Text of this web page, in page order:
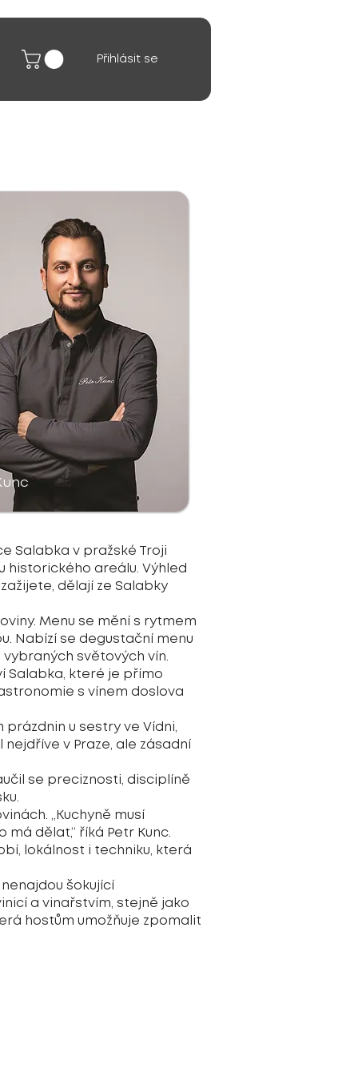
Přihlásit se
Salabka v pražské Troji
historického areálu. Výhled
dělají ze Salabky
Menu se mění s rytmem
Nabízí se degustační menu
světových vín.
Salabka, které je přímo
s vínem doslova
u sestry ve Vídni,
v Praze, ale zásadní
se preciznosti, disciplíně
„Kuchyně musí
dělat,“ říká Petr Kunc.
lokálnost i techniku, která
šokující
a vinařstvím, stejně jako
hostům umožňuje zpomalit